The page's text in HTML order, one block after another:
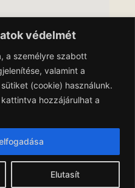
védelmét
a személyre szabott
valamint a
(cookie) használunk.
hozzájárulhat a
Elutasít
Feltételek